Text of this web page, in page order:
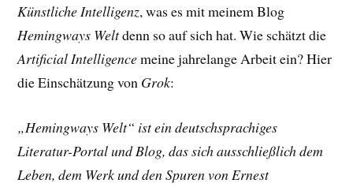
Künstliche Intelligenz, was es mit meinem Blog
Hemingways Weltdenn so auf sich hat. Wie schätzt die
Artificial Intelligencemeine jahrelange Arbeit ein? Hier
die Einschätzung von Grok:
„Hemingways Welt“ ist ein deutschsprachiges
Literatur-Portal und Blog, das sich ausschließlich dem
Leben, dem Werk und den Spuren von Ernest